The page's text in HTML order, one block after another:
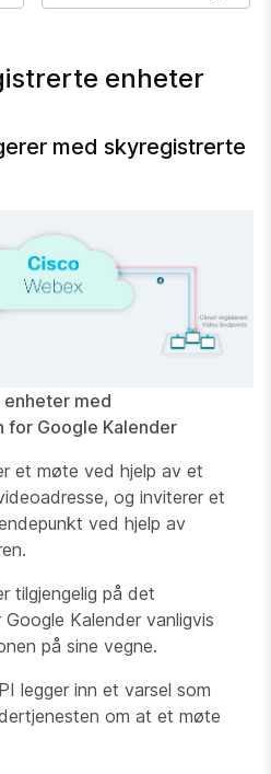
enheter
med skyregistrerte
med
Google Kalender
et møte ved hjelp av et
og inviterer et
ved hjelp av
tilgjengelig på det
Kalender vanligvis
på sine vegne.
legger inn et varsel som
om at et møte